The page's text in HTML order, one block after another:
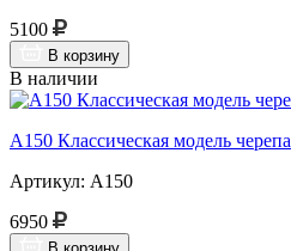
5100
В корзину
В наличии
А150 Классическая модель черепа
Артикул: А150
6950